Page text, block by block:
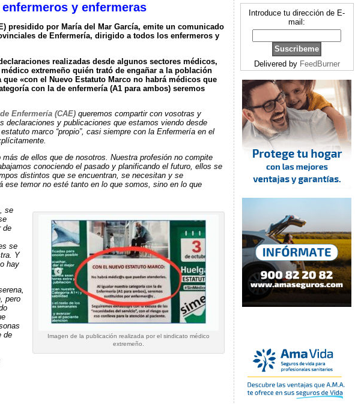
y enfermeras
presidido por María del Mar García, emite un comunicado
de Enfermería, dirigido a todos los enfermeros y
realizadas desde algunos sectores médicos,
extremeño quién trató de engañar a la población
«con el Nuevo Estatuto Marco no habrá médicos que
con la de enfermería (A1 para ambos) seremos
Enfermería (CAE) queremos compartir con vosotras y
declaraciones y publicaciones que estamos viendo desde
marco “propio”, casi siempre con la Enfermería en el
de ellos que de nosotros. Nuestra profesión no compite
conociendo el pasado y planificando el futuro, ellos se
distintos que se encuentran, se necesitan y se
ese temor no esté tanto en lo que somos, sino en lo que
Imagen de la publicación realizada por el sindicato médico
extremeño.
se
de
se
Y
hay
pero
de
Introduce tu dirección de E-
mail:
Delivered by FeedBurner